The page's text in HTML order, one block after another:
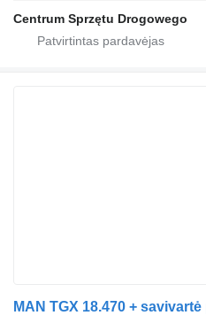
Centrum Sprzętu Drogowego
MAN TGX 18.470 +